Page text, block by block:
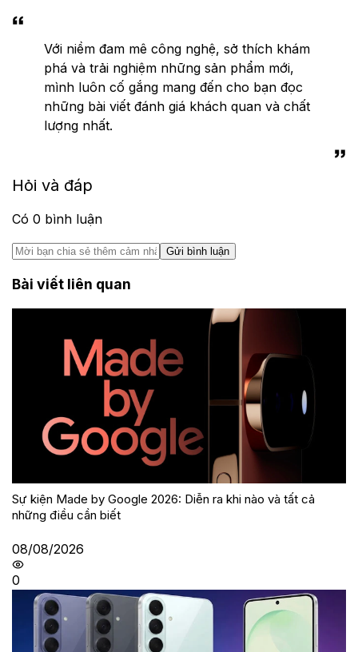
Với niềm đam mê công nghệ, sở thích khám
phá và trải nghiệm những sản phẩm mới,
mình luôn cố gắng mang đến cho bạn đọc
những bài viết đánh giá khách quan và chất
lượng nhất.
Hỏi và đáp
Có 0 bình luận
Gửi bình luận
Bài viết liên quan
Sự kiện Made by Google 2026: Diễn ra khi nào và tất cả
những điều cần biết
08/08/2026
0